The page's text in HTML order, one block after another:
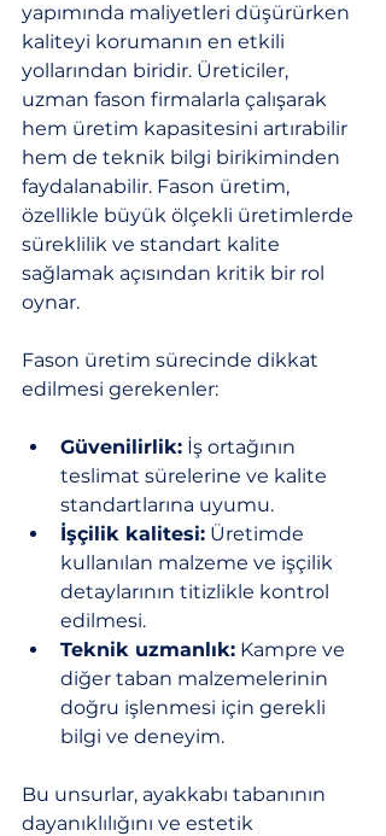
yapımında maliyetleri düşürürken
kaliteyi korumanın en etkili
yollarından biridir. Üreticiler,
uzman fason firmalarla çalışarak
hem üretim kapasitesini artırabilir
hem de teknik bilgi birikiminden
faydalanabilir. Fason üretim,
özellikle büyük ölçekli üretimlerde
süreklilik ve standart kalite
sağlamak açısından kritik bir rol
oynar.
Fason üretim sürecinde dikkat
edilmesi gerekenler:
Güvenilirlik: İş ortağının
teslimat sürelerine ve kalite
standartlarına uyumu.
İşçilik kalitesi: Üretimde
kullanılan malzeme ve işçilik
detaylarının titizlikle kontrol
edilmesi.
Teknik uzmanlık: Kampre ve
diğer taban malzemelerinin
doğru işlenmesi için gerekli
bilgi ve deneyim.
Bu unsurlar, ayakkabı tabanının
dayanıklılığını ve estetik